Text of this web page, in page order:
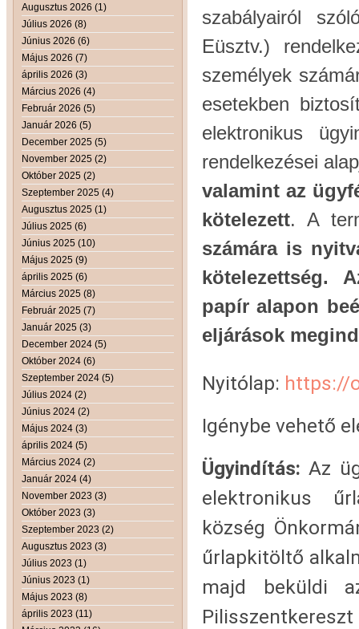
Augusztus 2026 (1)
Július 2026 (8)
Június 2026 (6)
Május 2026 (7)
április 2026 (3)
Március 2026 (4)
Február 2026 (5)
Január 2026 (5)
December 2025 (5)
November 2025 (2)
Október 2025 (2)
Szeptember 2025 (4)
Augusztus 2025 (1)
Július 2025 (6)
Június 2025 (10)
Május 2025 (9)
április 2025 (6)
Március 2025 (8)
Február 2025 (7)
Január 2025 (3)
December 2024 (5)
Október 2024 (6)
Szeptember 2024 (5)
Július 2024 (2)
Június 2024 (2)
Május 2024 (3)
április 2024 (5)
Március 2024 (2)
Január 2024 (4)
November 2023 (3)
Október 2023 (3)
Szeptember 2023 (2)
Augusztus 2023 (3)
Július 2023 (1)
Június 2023 (1)
Május 2023 (8)
április 2023 (11)
szabályairól
Eüsztv.)
személyek
esetekben
elektronikus
rendelkezései
valamint az
kötelezett. A
számára is
kötelezettség.
papír alapon
eljárások
Nyitólap: https://
Igénybe vehető
Ügyindítás: Az
elektronikus
község
űrlapkitöltő
majd beküldi